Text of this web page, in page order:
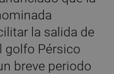
la salida de
golfo Pérsico
breve periodo